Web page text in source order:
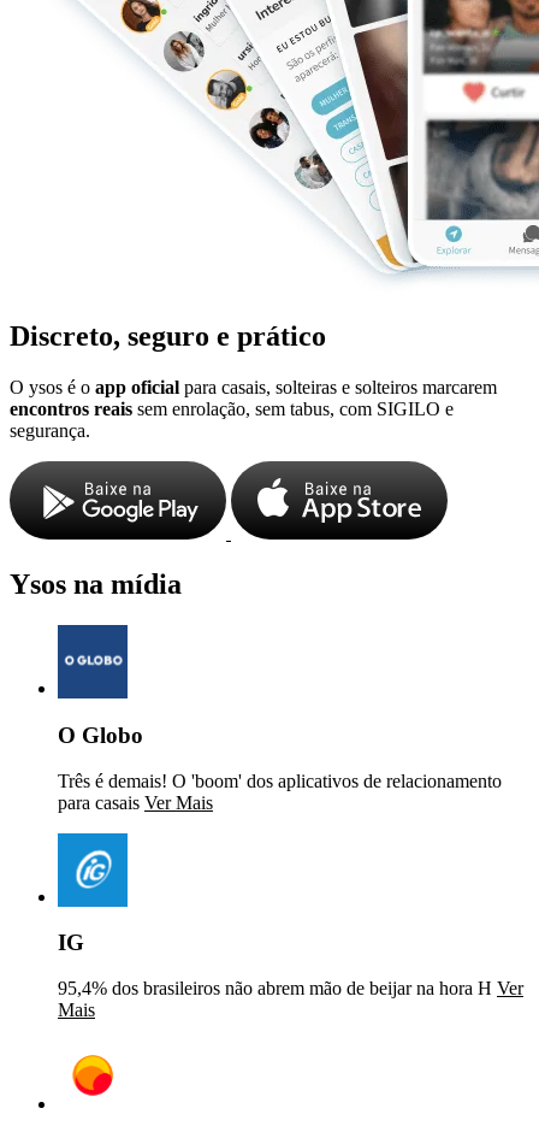
Discreto, seguro e prático
O ysos é o app oficial para casais, solteiras e solteiros marcarem
encontros reais sem enrolação, sem tabus, com SIGILO e
segurança.
Ysos na mídia
O Globo
Três é demais! O 'boom' dos aplicativos de relacionamento
para casais Ver Mais
IG
95,4% dos brasileiros não abrem mão de beijar na hora H Ver
Mais